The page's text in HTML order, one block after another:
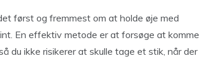
først og fremmest om at holde øje med
En effektiv metode er at forsøge at komme
du ikke risikerer at skulle tage et stik, når der